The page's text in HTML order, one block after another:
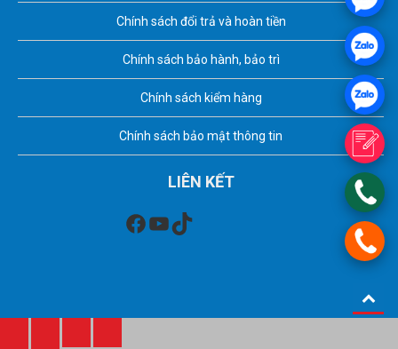
Chính sách đổi trả và hoàn tiền
Chính sách bảo hành, bảo trì
Chính sách kiểm hàng
Chính sách bảo mật thông tin
LIÊN KẾT
Facebook
Youtube
TikTok